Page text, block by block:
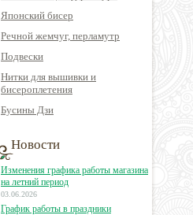
Японский бисер
Речной жемчуг, перламутр
Подвески
Нитки для вышивки и
бисероплетения
Бусины Дзи
Новости
Изменения графика работы магазина
на летний период
03.06.2026
График работы в праздники